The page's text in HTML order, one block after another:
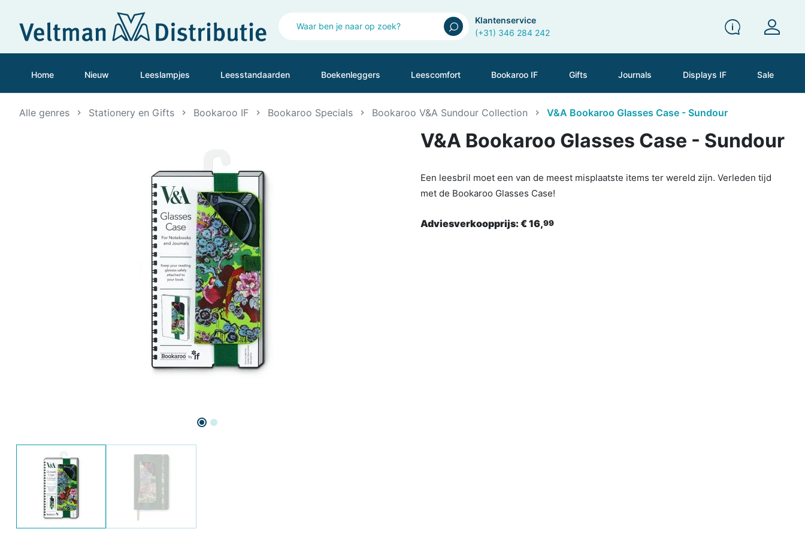
Klantenservice
(+31) 346 284 242
Home Nieuw Leeslampjes Leesstandaarden Boekenleggers Leescomfort Bookaroo IF Gifts Journals Displays IF Sale
Alle genres Stationery en Gifts Bookaroo IF Bookaroo Specials Bookaroo V&A Sundour Collection V&A Bookaroo Glasses Case - Sundour
V&A Bookaroo Glasses Case - Sundour
Een leesbril moet een van de meest misplaatste items ter wereld zijn. Verleden tijd
met de Bookaroo Glasses Case!
Adviesverkoopprijs: € 16,99